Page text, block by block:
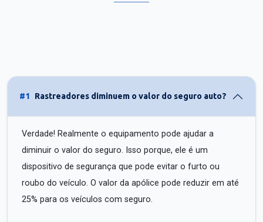
#1 Rastreadores diminuem o valor do seguro auto?
Verdade! Realmente o equipamento pode ajudar a
diminuir o valor do seguro. Isso porque, ele é um
dispositivo de segurança que pode evitar o furto ou
roubo do veículo. O valor da apólice pode reduzir em até
25% para os veículos com seguro.